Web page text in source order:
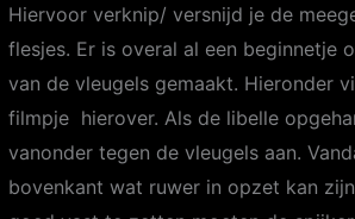
Hiervoor verknip/ versnijd je de
flesjes. Er is overal al een beginnetje
van de vleugels gemaakt. Hieronder
filmpje hierover. Als de libelle
vanonder tegen de vleugels aan.
bovenkant wat ruwer in opzet kan